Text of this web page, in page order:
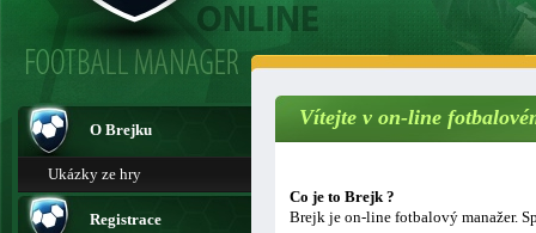
O Brejku
Ukázky ze hry
Registrace
Vítejte v on-line
Co je to Brejk ?
Brejk je on-line fotbalový manažer.